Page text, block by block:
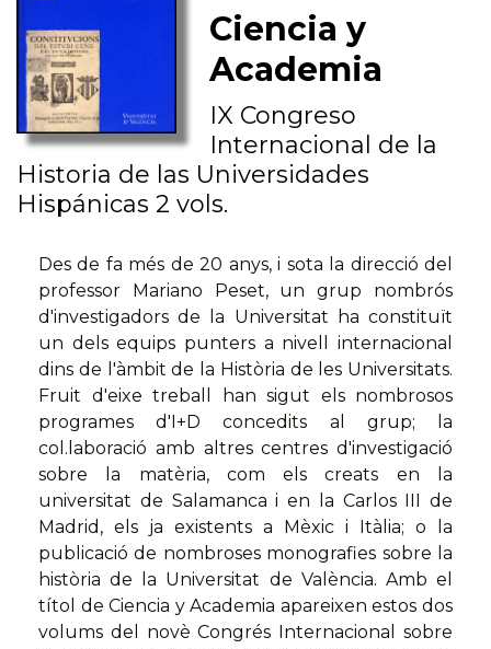
Ciencia y
Academia
IX Congreso
Internacional de la
Historia de las Universidades
Hispánicas 2 vols.
Des de fa més de 20 anys, i sota la direcció del
professor Mariano Peset, un grup nombrós
d'investigadors de la Universitat ha constituït
un dels equips punters a nivell internacional
dins de l'àmbit de la Història de les Universitats.
Fruit d'eixe treball han sigut els nombrosos
programes d'I+D concedits al grup; la
col.laboració amb altres centres d'investigació
sobre la matèria, com els creats en la
universitat de Salamanca i en la Carlos III de
Madrid, els ja existents a Mèxic i Itàlia; o la
publicació de nombroses monografies sobre la
història de la Universitat de València. Amb el
títol de Ciencia y Academia apareixen estos dos
volums del novè Congrés Internacional sobre